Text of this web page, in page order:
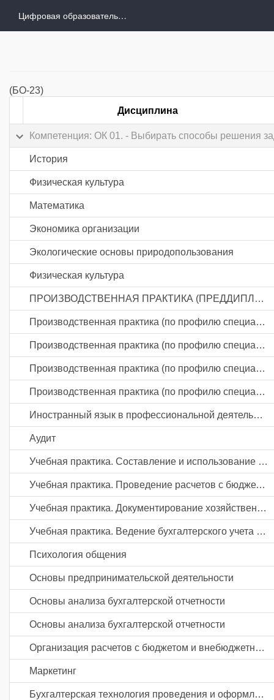
Цифровая образовательная среда
(БО-23)
Дисциплина
Компетенция: ОК 01. - Выбирать способы решения
История
Физическая культура
Математика
Экономика организации
Экологические основы природопользования
Физическая культура
ПРОИЗВОДСТВЕННАЯ ПРАКТИКА (ПРЕДДИПЛОМНАЯ)
Производственная практика (по профилю специальности). Составление и использование бухгалтерской (финансовой) отчетности
Производственная практика (по профилю специальности). Проведение расчетов с бюджетом и внебюджетными фондами
Производственная практика (по профилю специальности). Документирование хозяйственных операций и ведение бухгалтерского учета активов организации
Производственная практика (по профилю специальности). Ведение бухгалтерского учета источников формирования активов, выполнение работ по инвентаризации активов и финансовых обязательств организации
Иностранный язык в профессиональной деятельности
Аудит
Учебная практика. Составление и использование бухгалтерской (финансовой) отчетности
Учебная практика. Проведение расчетов с бюджетом и внебюджетными фондами
Учебная практика. Документирование хозяйственных операций и ведение бухгалтерского учета активов организации
Учебная практика. Ведение бухгалтерского учета источников формирования активов, выполнение работ по инвентаризации активов и финансовых обязательств организации
Психология общения
Основы предпринимательской деятельности
Основы анализа бухгалтерской отчетности
Основы анализа бухгалтерской отчетности
Организация расчетов с бюджетом и внебюджетными фондами
Маркетинг
Бухгалтерская технология проведения и оформления инвентаризации